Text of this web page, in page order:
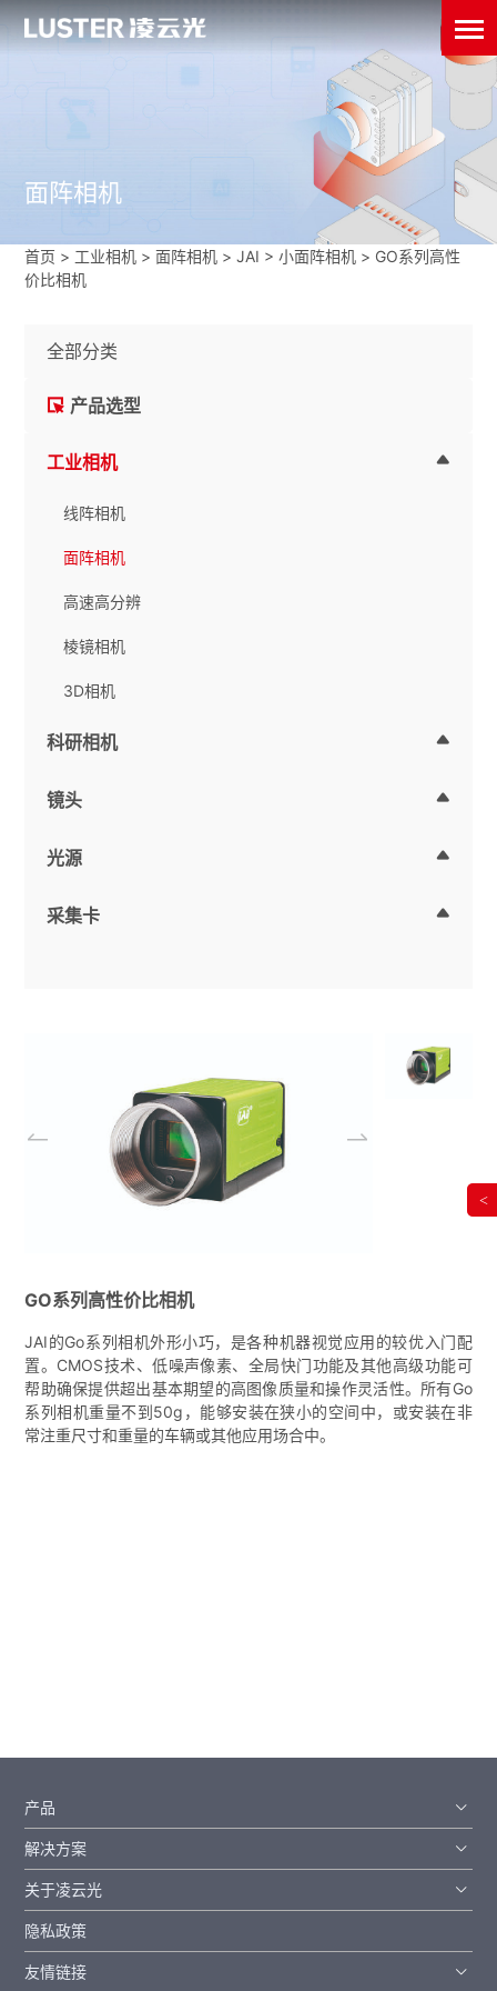
面阵相机
首页 > 工业相机 >面阵相机 >JAI >小面阵相机 > GO系列高性
价比相机
全部分类
产品选型
工业相机
线阵相机
面阵相机
高速高分辨
棱镜相机
3D相机
科研相机
镜头
光源
采集卡
GO系列高性价比相机
JAI的Go系列相机外形小巧，是各种机器视觉应用的较优入门配
置。CMOS技术、低噪声像素、全局快门功能及其他高级功能可
帮助确保提供超出基本期望的高图像质量和操作灵活性。所有Go
系列相机重量不到50g，能够安装在狭小的空间中，或安装在非
常注重尺寸和重量的车辆或其他应用场合中。
产品
解决方案
关于凌云光
隐私政策
友情链接
<